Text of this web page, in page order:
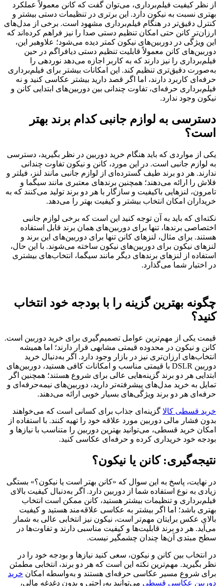
از نظر کیفیت فیلم‌برداری، می‌توان گفت که کانن معمولاً عملکرد
بهتری نسبت به نیکون دارد. این برتری در تنظیمات دستی بیشتر و
کنترل دقیق‌تر در هنگام فیلم‌برداری مشهود است. برخی از مدل‌های
ارزان‌تر کانن حتی امکان تنظیم دستی صدا را نیز فراهم کرده‌اند که
این ویژگی در دوربین‌های نیکون کمتر دیده می‌شود؛ علاوه‎بر این،
دوربین‌های کانن معمولاً قابلیت تنظیم دستی دیافراگم در حین
فیلم‌برداری را نیز دارند که به کاربر اجازه می‌دهد نوردهی را
به‌صورت دقیق‌تری تنظیم کند. این امکانات بیشتر برای فیلم‌برداری
حرفه‌ای کاربرد دارند، اما اگر قصد دارید بیشتر عکاسی کنید و نه
فیلم‌برداری حرفه‌ای، تفاوت چندانی بین دوربین‌های ابتدایی کانن و
نیکون وجود ندارد.
دسترسی به لوازم جانبی کدام برند بهتر
است؟
یکی از مواردی که باید هنگام خرید دوربین در نظر بگیرید، دسترسی
به لوازم جانبی است. در این مورد، کانن و نیکون تفاوت چندانی
ندارند. هر دو برند طیف گسترده‌ای از لوازم جانبی مانند لنز، فیلتر و
فلاش را ارائه می‌دهند؛ همچنین برندهای معتبری مانند سیگما و
تامرون، لنزهایی باکیفیت و سازگار با هر دو برند تولید می‌کنند که به
خریداران امکان انتخاب بیشتر و کیفیت بهتر را می‌دهد.
نکته‌ای که باید به آن توجه کنید این است که برخی لوازم جانبی
اختصاصی برندها، تنها برای دوربین‌های همان برند قابل استفاده
هستند. برای مثال، لنزهای کانن تنها برای دوربین‌های این برند و
لنزهای نیکون برای دوربین‌های نیکون ساخته می‌شوند. با این حال،
استفاده از لنزهای برندهای دیگر مانند سیگما، انتخاب‌های بیشتری
در اختیار شما می‌گذارد.
چگونه بهترین گزینه را با بودجه خود انتخاب
کنید؟
قیمت یکی از مهم‌ترین عوامل تصمیم‌گیری برای خرید دوربین است.
کانن و نیکون در محدوده قیمتی مشابهی قرار دارند؛ اما همیشه
انتخاب‌های ارزان‌تری نیز در بازار وجود دارد. اگر به‌دنبال خرید
دوربین DSLR با قیمتی مناسب و امکانات کافی هستید، دوربین‌های
ابتدایی هر دو برند گزینه‌هایی عالی برای شروع هستند؛ همچنین اگر
تمایل به خرید مدل‌های پیشرفته‌تر دارید، دوربین‌های نیمه‌حرفه‌ای و
حرفه‌ای هر دو برند ویژگی‌های بسیار خوبی ارائه می‌دهند.
خرید قسطی کالا گزینه‌ای جذاب برای کسانی است که می‌خواهند
بدون فشار مالی دوربین مورد علاقه خود را تهیه کنند. با استفاده از
امکان خرید قسطی، می‌توانید بهترین دوربین را متناسب با نیازها و
بودجه خود خریداری کرده و حرفه‌ای عکاسی کنید.
نتیجه‌گیری: کانن یا نیکون؟
در نهایت، پاسخ به این سوال که «کانن بهتر است یا نیکون؟» بستگی
زیادی به نوع استفاده شما از دوربین دارد. اگر به‌دنبال کیفیت بالای
فیلم‌برداری و تنظیمات بیشتر هستید، کانن ممکن است انتخاب
بهتری باشد؛ اما اگر بیشتر به عکاسی علاقه‌مند هستید و کیفیت
بالای عکس برایتان مهم‌تر است، نیکون نیز انتخابی عالی به شمار
می‌آید. هر دو برند قابلیت‌ها و کیفیت مناسبی دارند و تفاوت‌ها در
سطح مبتدی آن‌ها چندان چشمگیر نیست.
در انتخاب بین کانن و نیکون، سعی کنید نیازها و بودجه خود را در
نظر بگیرید. مهم‌ترین نکته این است که هر دو برند، انتخابی مطمئن
برای شروع مسیر عکاسی حرفه‌ای هستند و به‌واسطه امکان خرید
دوربین عکاسی قسطی می‌توانید به‌راحتی و بدون دغدغه مالی،